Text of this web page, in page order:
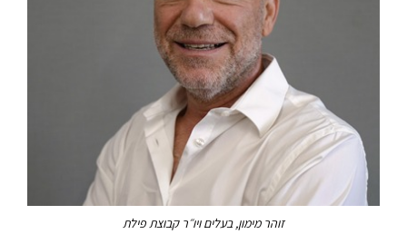
זוהר מימון, בעלים ויו״ר קבוצת פילת